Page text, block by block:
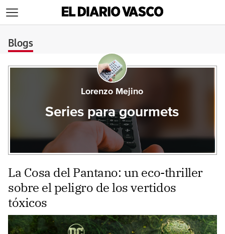
Blogs
Lorenzo Mejino
Series para gourmets
La Cosa del Pantano: un eco-thriller
sobre el peligro de los vertidos
tóxicos